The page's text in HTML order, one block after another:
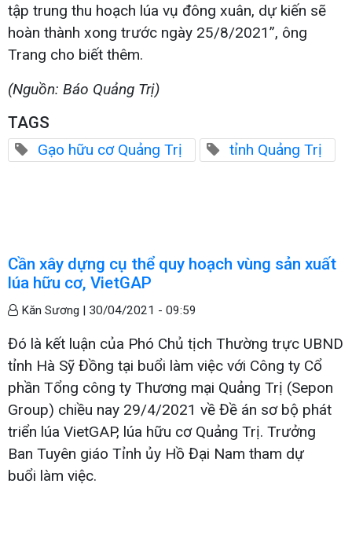
tập trung thu hoạch lúa vụ đông xuân, dự kiến sẽ
hoàn thành xong trước ngày 25/8/2021”, ông
Trang cho biết thêm.
(Nguồn: Báo Quảng Trị)
TAGS
Gạo hữu cơ Quảng Trị tỉnh Quảng Trị
Cần xây dựng cụ thể quy hoạch vùng sản xuất
lúa hữu cơ, VietGAP
Kăn Sương | 30/04/2021 - 09:59
Đó là kết luận của Phó Chủ tịch Thường trực UBND
tỉnh Hà Sỹ Đồng tại buổi làm việc với Công ty Cổ
phần Tổng công ty Thương mại Quảng Trị (Sepon
Group) chiều nay 29/4/2021 về Đề án sơ bộ phát
triển lúa VietGAP, lúa hữu cơ Quảng Trị. Trưởng
Ban Tuyên giáo Tỉnh ủy Hồ Đại Nam tham dự
buổi làm việc.